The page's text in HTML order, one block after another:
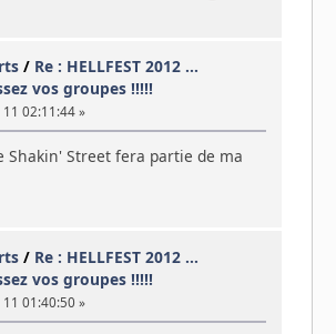
/ Re : HELLFEST 2012 ...
vos groupes !!!!!
02:11:44 »
Shakin' Street fera partie de ma
/ Re : HELLFEST 2012 ...
vos groupes !!!!!
01:40:50 »